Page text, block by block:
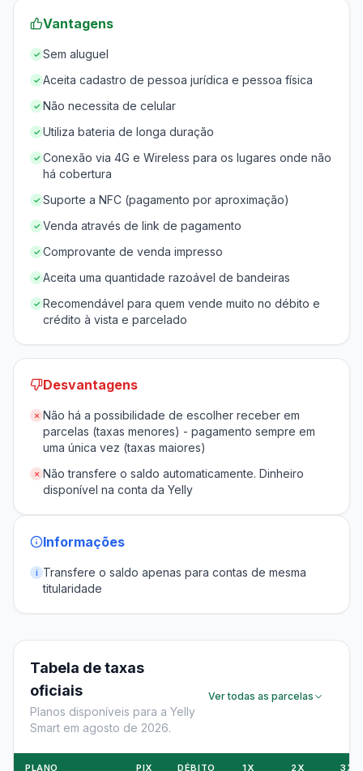
Vantagens
✓ Sem aluguel
✓ Aceita cadastro de pessoa jurídica e pessoa física
✓ Não necessita de celular
✓ Utiliza bateria de longa duração
✓ Conexão via 4G e Wireless para os lugares onde não
há cobertura
✓ Suporte a NFC (pagamento por aproximação)
✓ Venda através de link de pagamento
✓ Comprovante de venda impresso
✓ Aceita uma quantidade razoável de bandeiras
✓ Recomendável para quem vende muito no débito e
crédito à vista e parcelado
Desvantagens
✗ Não há a possibilidade de escolher receber em
parcelas (taxas menores) - pagamento sempre em
uma única vez (taxas maiores)
✗ Não transfere o saldo automaticamente. Dinheiro
disponível na conta da Yelly
Informações
i
Transfere o saldo apenas para contas de mesma
titularidade
Tabela de taxas
oficiais
Planos disponíveis para a Yelly
Smart em agosto de 2026.
Ver todas as parcelas
PLANO PIX DÉBITO 1X 2X 3X